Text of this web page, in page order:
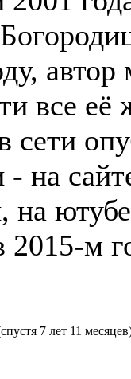
все
сети
- на
2015-м
7 лет 11